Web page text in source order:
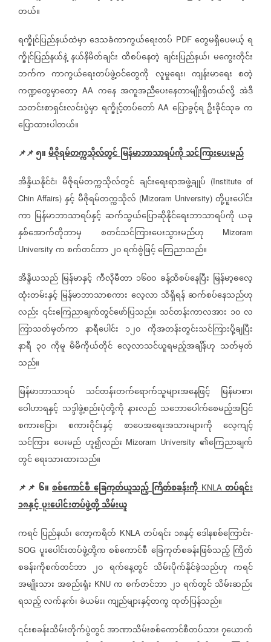
တယ်။
ရက္ခိုင်ပြည်နယ်ထဲမှာဒေသခံကာကွယ်ရေးတပ် PDF တွေမရှိပေမယ့် ရ
က္ခိုင်ပြည်နယ်နဲ့ နယ်နိမိတ်ချင်း ထိစပ်နေတဲ့ ချင်းပြည်နယ်၊ မကွေးတိုင်း
ဘက်က ကာကွယ်ရေးတပ်ဖွဲ့ဝင်တွေကို လူမှုရေး၊ ကျန်းမာရေး စတဲ့
ကဏ္ဍတွေမှာတော့ AA ကနေ အကူအညီပေးနေတာမျိုးရှိတယ်လို့ အဲဒီ
သတင်းစာရှင်းလင်းပွဲမှာ ရက္ခိုင့်တပ်တော်AA ပြောခွင့်ရ ဦးခိုင်သုခ က
ပြောထားပါတယ်။
📌📌၅။မီဇိုရမ်တက္ကသိုလ်တွင်မြန်မာဘာသာရပ်ကိုသင်ကြားပေးမည်
အိန္ဒိယနိုင်ငံ၊ မီဇိုရမ်တက္ကသိုလ်တွင် ချင်းရေးရာအဖွဲ့ချုပ် (Institute of
Chin Affairs)နှင့် မီဇိုရမ်တက္ကသိုလ် (Mizoram University)တို့ပူးပေါင်း
ကာ မြန်မာဘာသာရပ်နှင့် ဆက်သွယ်ပြောဆိုနိုင်ရေးဘာသာရပ်ကို ယခု
နှစ်အောက်တိုဘာမှ
စတင်သင်ကြားပေးသွားမည်ဟု Mizoram
University ကစက်တင်ဘာ၂၀ရက်စွဲဖြင့်ကြေညာသည်။
အိန္ဒိယသည် မြန်မာနှင့် ကီလိုမီတာ ၁၆၀၀ ခန့်ထိစပ်နေပြီး မြန်မာ့ဓလေ့
ထုံးတမ်းနှင့် မြန်မာဘာသာစကား လေ့လာ သိရှိရန်ဆက်စပ်နေသည်ဟု
လည်း ၎င်းကြေညာချက်တွင်ဖော်ပြသည်။ သင်တန်းကာလအား ၁၀ လ
ကြာသတ်မှတ်ကာ နာရီပေါင်း ၁၂၀ ကိုအတန်းတွင်းသင်ကြားပို့ချပြီး
နာရီ ၃၀ ကိုမူ မိမိကိုယ်တိုင် လေ့လာသင်ယူရမည့်အချိန်ဟု သတ်မှတ်
သည်။
မြန်မာဘာသာရပ်
သင်တန်းတက်ရောက်သူများအနေဖြင့်
မြန်မာစာ၊
ဝေါဟာရနှင့် သဒ္ဒါဖွဲ့စည်းပုံတို့ကို နားလည် သဘောပေါက်စေမည့်အပြင်
စကားပြော၊
စကားဝိုင်းနှင့် စာပေအရေးအသားများကို
လေ့ကျင့်
သင်ကြား ပေးမည် ဟူ၍လည်း Mizoram University၏ကြေညာချက်
တွင်ရေးသားထားသည်။
📌📌 ၆။ စစ်ကောင်စီခြေကုတ်ယူသည့် ကြိတ်စခန်းကို KNLA တပ်ရင်း
၁၈နှင့်ပူးပေါင်းတပ်ဖွဲ့တို့သိမ်းယူ
ကရင် ပြည်နယ်၊ ကော့ကရိတ် KNLA တပ်ရင်း ၁၈နှင့်ဒေါနစစ်ကြောင်း-
SOG ပူးပေါင်းတပ်ဖွဲ့တို့က စစ်ကောင်စီ ခြေကုတ်စခန်းဖြစ်သည့် ကြိတ်
စခန်းကိုစက်တင်ဘာ ၂၀ ရက်နေ့တွင် သိမ်းပိုက်နိုင်ခဲ့သည်ဟု ကရင်
အမျိုးသား အစည်းရုံး KNU က စက်တင်ဘာ၂၁ရက်တွင် သိမ်းဆည်း
ရသည့်လက်နက်၊ခဲယမ်း၊ကျည်များနှင့်တကွထုတ်ပြန်သည်။
၎င်းစခန်းသိမ်းတိုက်ပွဲတွင်အာဏာသိမ်းစစ်ကောင်စီတပ်သား၇ယောက်